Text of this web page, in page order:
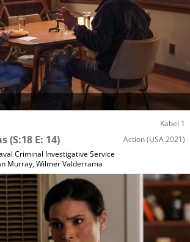
Kabel 1
(S:18 E: 14) Action(USA 2021)
Criminal Investigative Service
Murray,Wilmer Valderrama